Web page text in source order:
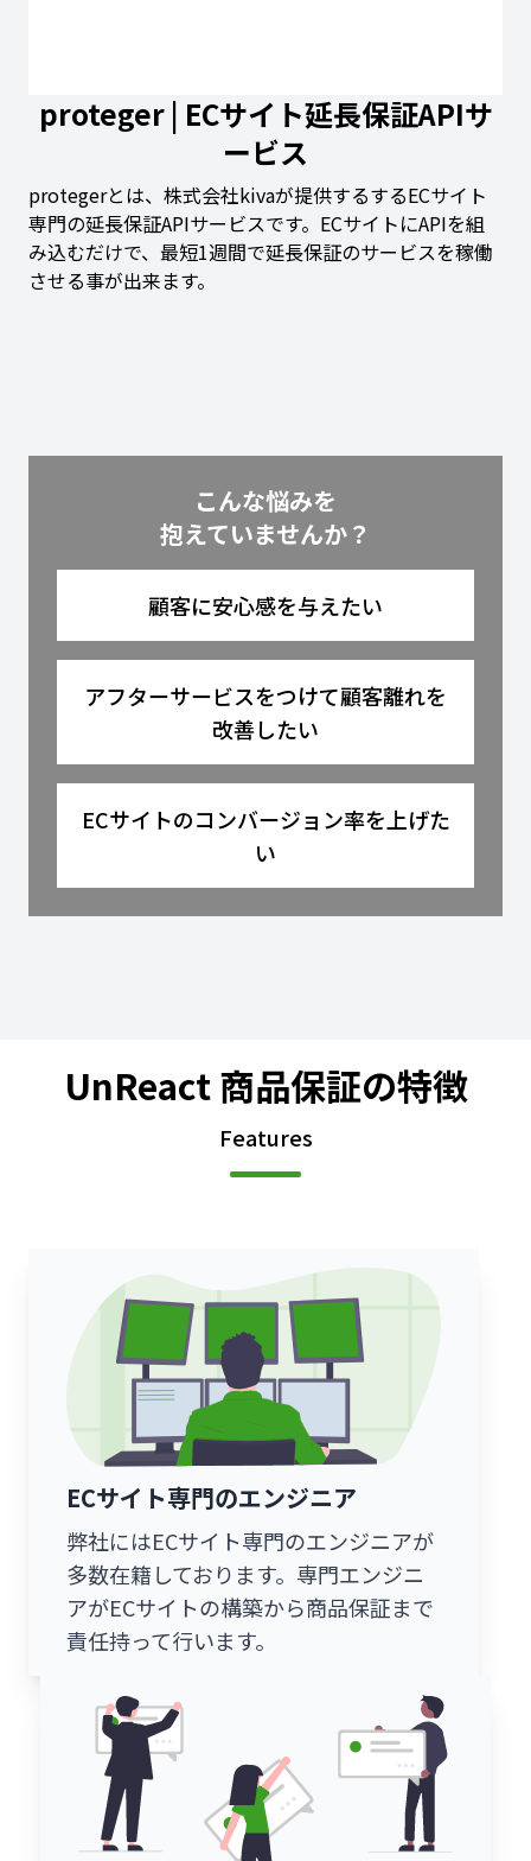
proteger | ECサイト延長保証APIサ
ービス
protegerとは、株式会社kivaが提供するするECサイト
専門の延長保証APIサービスです。ECサイトにAPIを組
み込むだけで、最短1週間で延長保証のサービスを稼働
させる事が出来ます。
こんな悩みを
抱えていませんか？
顧客に安心感を与えたい
アフターサービスをつけて顧客離れを
改善したい
ECサイトのコンバージョン率を上げた
い
UnReact 商品保証の特徴
Features
ECサイト専門のエンジニア
弊社にはECサイト専門のエンジニアが
多数在籍しております。専門エンジニ
アがECサイトの構築から商品保証まで
責任持って行います。